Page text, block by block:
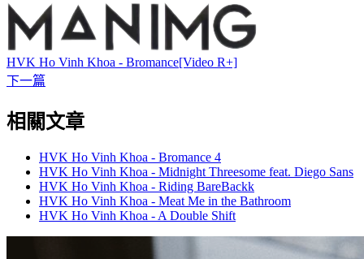
HVK Ho Vinh Khoa - Bromance[Video R+]
下一篇
相關文章
HVK Ho Vinh Khoa - Bromance 4
HVK Ho Vinh Khoa - Midnight Threesome feat. Diego Sans
HVK Ho Vinh Khoa - Riding BareBackk
HVK Ho Vinh Khoa - Meat Me in the Bathroom
HVK Ho Vinh Khoa - A Double Shift